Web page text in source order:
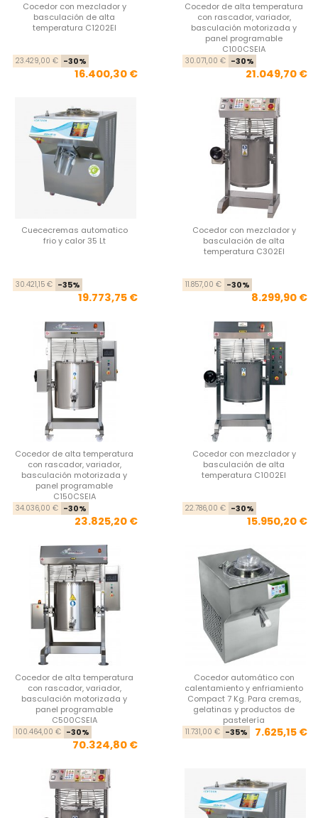
Cocedor con mezclador y
basculación de alta
temperatura C1202EI
Precio base
23.429,00 € -30%
16.400,30 €
Cocedor de alta temperatura
con rascador, variador,
basculación motorizada y
panel programable
C100CSEIA
30.071,00 € -30%
21.049,70 €
Cuececremas automatico
frio y calor 35 Lt
Precio base
30.421,15 € -35%
19.773,75 €
Cocedor con mezclador y
basculación de alta
temperatura C302EI
11.857,00 € -30%
8.299,90 €
Cocedor de alta temperatura
con rascador, variador,
basculación motorizada y
panel programable
C150CSEIA
Precio base
34.036,00 € -30%
23.825,20 €
Cocedor con mezclador y
basculación de alta
temperatura C1002EI
22.786,00 € -30%
15.950,20 €
Cocedor de alta temperatura
con rascador, variador,
basculación motorizada y
panel programable
C500CSEIA
Precio base
100.464,00 € -30%
70.324,80 €
Cocedor automático con
calentamiento y enfriamiento
Compact 7 Kg. Para cremas,
gelatinas y productos de
pastelería
11.731,00 € -35% 7.625,15 €